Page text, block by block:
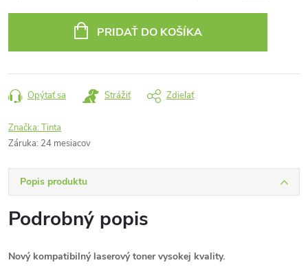
PRIDAŤ DO KOŠÍKA
Opýtať sa Strážiť Zdieľať
Značka:Tinta
Záruka: 24 mesiacov
Popis produktu
Podrobný popis
Nový kompatibilný laserový toner vysokej kvality.